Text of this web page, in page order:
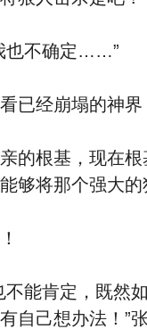
不确定……”
经崩塌的神界
根基，现在根
够将那个强大的
能肯定，既然如
自己想办法！”